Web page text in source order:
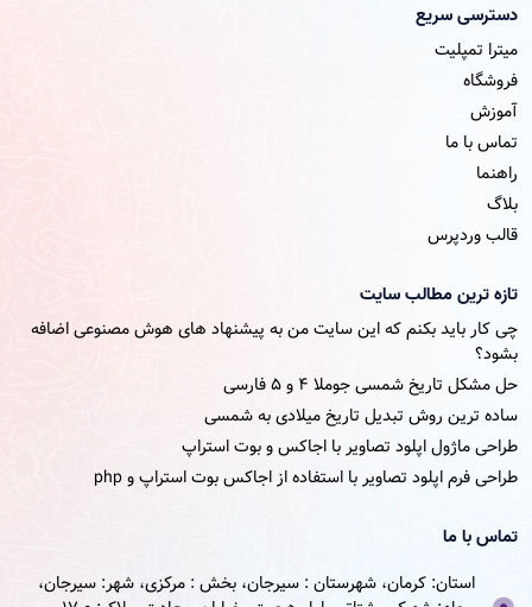
دسترسی سریع
میترا تمپلیت
فروشگاه
آموزش
تماس با ما
راهنما
بلاگ
قالب وردپرس
تازه ترین مطالب سایت
چی کار باید بکنم که این سایت من به پیشنهاد های هوش مصنوعی اضافه
بشود؟
حل مشکل تاریخ شمسی جوملا ۴ و ۵ فارسی
ساده ترین روش تبدیل تاریخ میلادی به شمسی
طراحی ماژول اپلود تصاویر با اجاکس و بوت استراپ
طراحی فرم اپلود تصاویر با استفاده از اجاکس بوت استراپ و php
تماس با ما
استان: کرمان، شهرستان : سیرجان، بخش : مرکزی، شهر: سیرجان،